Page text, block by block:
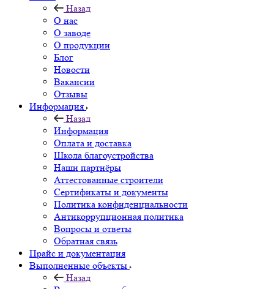
Назад
О нас
О заводе
О продукции
Блог
Новости
Вакансии
Отзывы
Информация
Назад
Информация
Оплата и доставка
Школа благоустройства
Наши партнёры
Аттестованные строители
Сертификаты и документы
Политика конфиденциальности
Антикоррупционная политика
Вопросы и ответы
Обратная связь
Прайс и документация
Выполненные объекты
Назад